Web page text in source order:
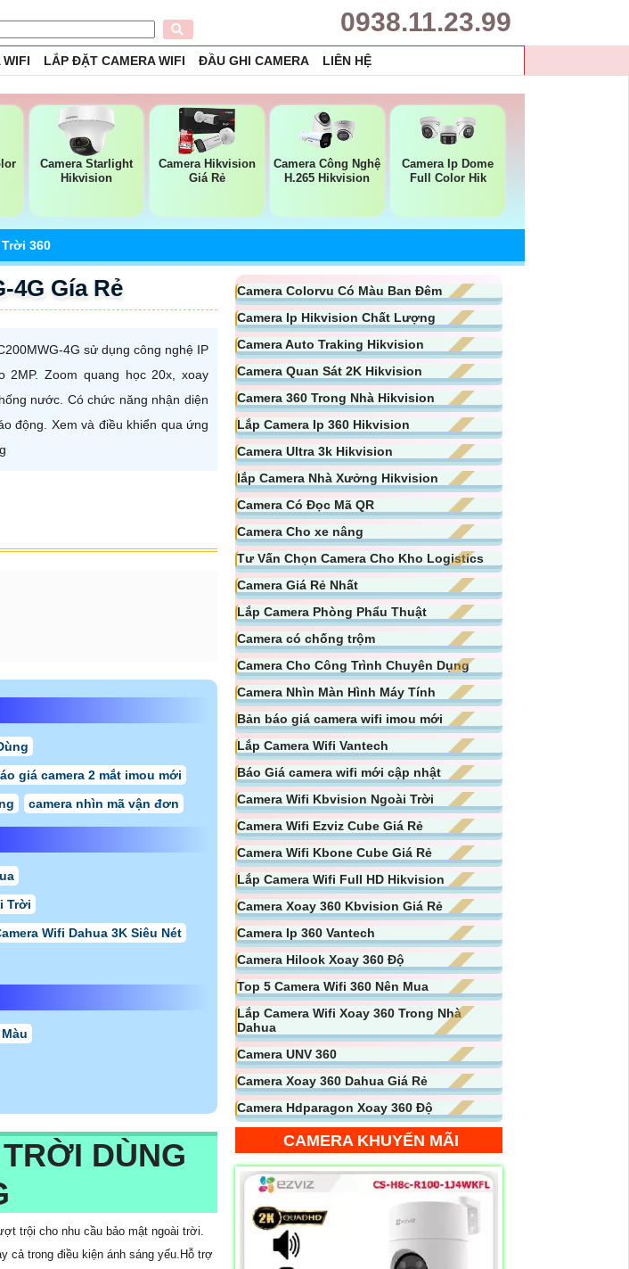
0938.11.23.99
WIFI LẮP ĐẶT CAMERA WIFI ĐẦU GHI CAMERA LIÊN HỆ
Camera Starlight
Hikvision
Camera Hikvision
Giá Rẻ
Camera Công Nghệ
H.265 Hikvision
Camera Ip Dome
Full Color Hik
360
4G Gía Rẻ
4G sử dụng công nghệ IP
2MP. Zoom quang học 20x, xoay
nước. Có chức năng nhận diện
động. Xem và điều khiển qua ứng
giá camera 2 mắt imou mới
camera nhìn mã vận đơn
Trời
Wifi Dahua 3K Siêu Nét
DÙNG
trội cho nhu cầu bảo mật ngoài trời.
cả trong điều kiện ánh sáng yếu.Hỗ trợ
Camera Colorvu Có Màu Ban Đêm
Camera Ip Hikvision Chất Lượng
Camera Auto Traking Hikvision
Camera Quan Sát 2K Hikvision
Camera 360 Trong Nhà Hikvision
Lắp Camera Ip 360 Hikvision
Camera Ultra 3k Hikvision
lắp Camera Nhà Xưởng Hikvision
Camera Có Đọc Mã QR
Camera Cho xe nâng
Tư Vấn Chọn Camera Cho Kho Logistics
Camera Giá Rẻ Nhất
Lắp Camera Phòng Phẩu Thuật
Camera có chống trộm
Camera Cho Công Trình Chuyên Dụng
Camera Nhìn Màn Hình Máy Tính
Bản báo giá camera wifi imou mới
Lắp Camera Wifi Vantech
Báo Giá camera wifi mới cập nhật
Camera Wifi Kbvision Ngoài Trời
Camera Wifi Ezviz Cube Giá Rẻ
Camera Wifi Kbone Cube Giá Rẻ
Lắp Camera Wifi Full HD Hikvision
Camera Xoay 360 Kbvision Giá Rẻ
Camera Ip 360 Vantech
Camera Hilook Xoay 360 Độ
Top 5 Camera Wifi 360 Nên Mua
Lắp Camera Wifi Xoay 360 Trong Nhà
Dahua
Camera UNV 360
Camera Xoay 360 Dahua Giá Rẻ
Camera Hdparagon Xoay 360 Độ
CAMERA KHUYẾN MÃI